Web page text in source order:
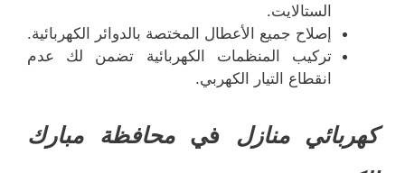
الستالايت.
إصلاح جميع الأعطال المختصة بالدوائر الكهربائية.
تركيب المنظمات الكهربائية تضمن لك عدم
انقطاع التيار الكهربي.
كهربائي منازل في محافظة مبارك